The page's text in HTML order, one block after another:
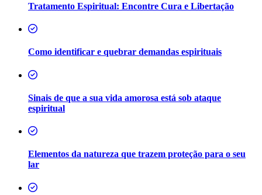
Tratamento Espiritual: Encontre Cura e Libertação
Como identificar e quebrar demandas espirituais
Sinais de que a sua vida amorosa está sob ataque
espiritual
Elementos da natureza que trazem proteção para o seu
lar